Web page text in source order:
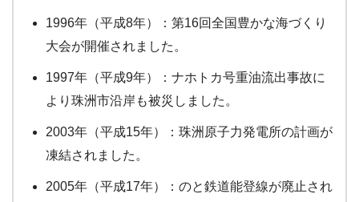
1996年（平成8年）：第16回全国豊かな海づくり
大会が開催されました。
1997年（平成9年）：ナホトカ号重油流出事故に
より珠洲市沿岸も被災しました。
2003年（平成15年）：珠洲原子力発電所の計画が
凍結されました。
2005年（平成17年）：のと鉄道能登線が廃止され